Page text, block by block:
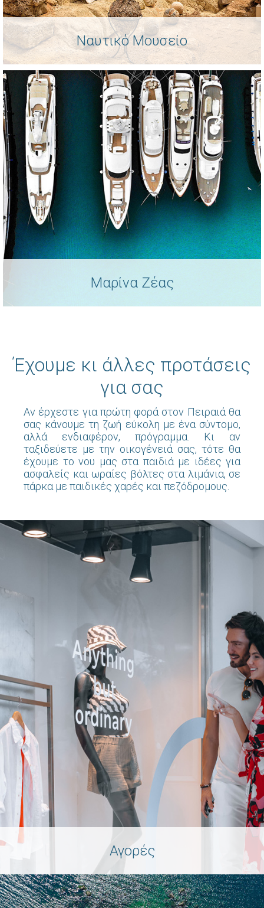
Ναυτικό Μουσείο
Μαρίνα Ζέας
Έχουμε κι άλλες προτάσεις
για σας
Αν έρχεστε για πρώτη φορά στον Πειραιά θα
σας κάνουμε τη ζωή εύκολη με ένα σύντομο,
αλλά ενδιαφέρον, πρόγραμμα. Κι αν
ταξιδεύετε με την οικογένειά σας, τότε θα
έχουμε το νου μας στα παιδιά με ιδέες για
ασφαλείς και ωραίες βόλτες στα λιμάνια, σε
πάρκα με παιδικές χαρές και πεζόδρομους.
Αγορές